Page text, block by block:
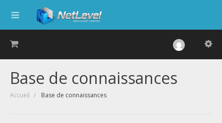
Base de connaissances
Accueil Base de connaissances